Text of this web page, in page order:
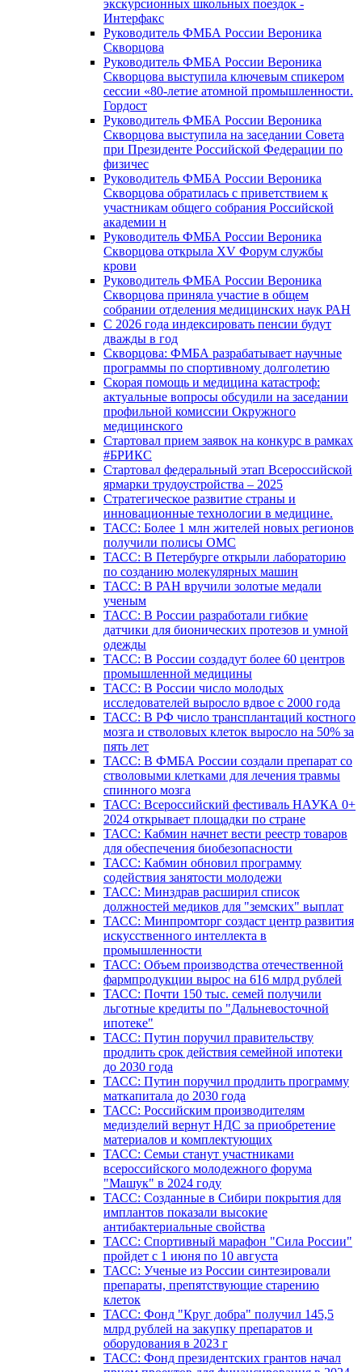
экскурсионных школьных поездок -
Интерфакс
Руководитель ФМБА России Вероника
Скворцова
Руководитель ФМБА России Вероника
Скворцова выступила ключевым спикером
сессии «80-летие атомной промышленности.
Гордост
Руководитель ФМБА России Вероника
Скворцова выступила на заседании Совета
при Президенте Российской Федерации по
физичес
Руководитель ФМБА России Вероника
Скворцова обратилась с приветствием к
участникам общего собрания Российской
академии н
Руководитель ФМБА России Вероника
Скворцова открыла XV Форум службы
крови
Руководитель ФМБА России Вероника
Скворцова приняла участие в общем
собрании отделения медицинских наук РАН
С 2026 года индексировать пенсии будут
дважды в год
Скворцова: ФМБА разрабатывает научные
программы по спортивному долголетию
Скорая помощь и медицина катастроф:
актуальные вопросы обсудили на заседании
профильной комиссии Окружного
медицинского
Стартовал прием заявок на конкурс в рамках
#БРИКС
Стартовал федеральный этап Всероссийской
ярмарки трудоустройства – 2025
Стратегическое развитие страны и
инновационные технологии в медицине.
ТАСС: Более 1 млн жителей новых регионов
получили полисы ОМС
ТАСС: В Петербурге открыли лабораторию
по созданию молекулярных машин
ТАСС: В РАН вручили золотые медали
ученым
ТАСС: В России разработали гибкие
датчики для бионических протезов и умной
одежды
ТАСС: В России создадут более 60 центров
промышленной медицины
ТАСС: В России число молодых
исследователей выросло вдвое с 2000 года
ТАСС: В РФ число трансплантаций костного
мозга и стволовых клеток выросло на 50% за
пять лет
ТАСС: В ФМБА России создали препарат со
стволовыми клетками для лечения травмы
спинного мозга
ТАСС: Всероссийский фестиваль НАУКА 0+
2024 открывает площадки по стране
ТАСС: Кабмин начнет вести реестр товаров
для обеспечения биобезопасности
ТАСС: Кабмин обновил программу
содействия занятости молодежи
ТАСС: Минздрав расширил список
должностей медиков для "земских" выплат
ТАСС: Минпромторг создаст центр развития
искусственного интеллекта в
промышленности
ТАСС: Объем производства отечественной
фармпродукции вырос на 616 млрд рублей
ТАСС: Почти 150 тыс. семей получили
льготные кредиты по "Дальневосточной
ипотеке"
ТАСС: Путин поручил правительству
продлить срок действия семейной ипотеки
до 2030 года
ТАСС: Путин поручил продлить программу
маткапитала до 2030 года
ТАСС: Российским производителям
медизделий вернут НДС за приобретение
материалов и комплектующих
ТАСС: Семьи станут участниками
всероссийского молодежного форума
"Машук" в 2024 году
ТАСС: Созданные в Сибири покрытия для
имплантов показали высокие
антибактериальные свойства
ТАСС: Спортивный марафон "Сила России"
пройдет с 1 июня по 10 августа
ТАСС: Ученые из России синтезировали
препараты, препятствующие старению
клеток
ТАСС: Фонд "Круг добра" получил 145,5
млрд рублей на закупку препаратов и
оборудования в 2023 г
ТАСС: Фонд президентских грантов начал